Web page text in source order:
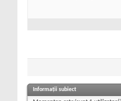
Informații subiect